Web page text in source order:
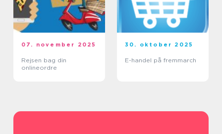
07. november 2025
Rejsen bag din
onlineordre
30. oktober 2025
E-handel på fremmarch